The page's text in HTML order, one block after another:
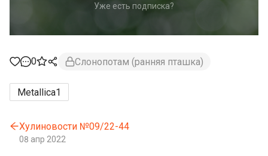
Уже есть подписка?
0 Слонопотам (ранняя пташка)
Metallica1
Хулиновости №09/22-44
08 апр 2022